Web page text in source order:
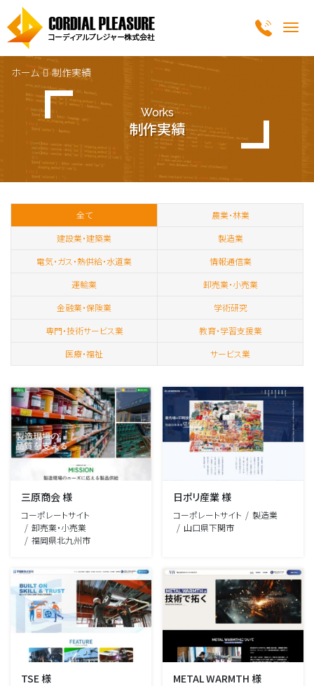
ホーム 制作実績
Works
制作実績
全て
農業・林業
建設業・建築業
製造業
電気・ガス・熱供給・水道業
情報通信業
運輸業
卸売業・小売業
金融業・保険業
学術研究
専門・技術サービス業
教育・学習支援業
医療・福祉
サービス業
三原商会 様
コーポレートサイト
卸売業・小売業
福岡県北九州市
日ポリ産業 様
コーポレートサイト
製造業
山口県下関市
TSE 様 METAL WARMTH 様